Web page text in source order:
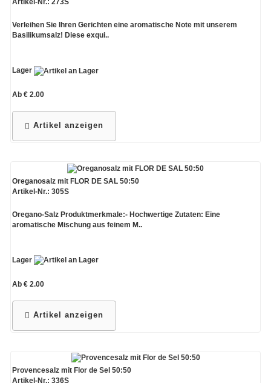
Artikel-Nr.: 273S
Verleihen Sie Ihren Gerichten eine aromatische Note mit unserem
Basilikumsalz! Diese exqui..
Lager
Ab € 2.00
Artikel anzeigen
Oreganosalz mit FLOR DE SAL 50:50
Artikel-Nr.: 305S
Oregano-Salz Produktmerkmale:- Hochwertige Zutaten: Eine
aromatische Mischung aus feinem M..
Lager
Ab € 2.00
Artikel anzeigen
Provencesalz mit Flor de Sel 50:50
Artikel-Nr.: 336S